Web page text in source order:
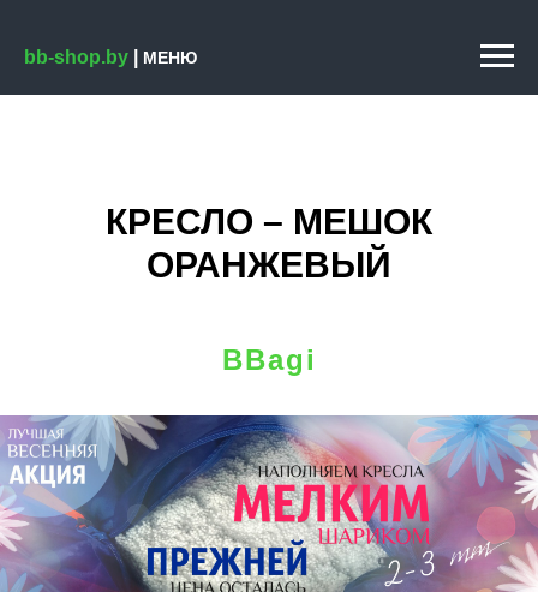
bb-shop.by МЕНЮ
КРЕСЛО – МЕШОК
ОРАНЖЕВЫЙ
BBagi